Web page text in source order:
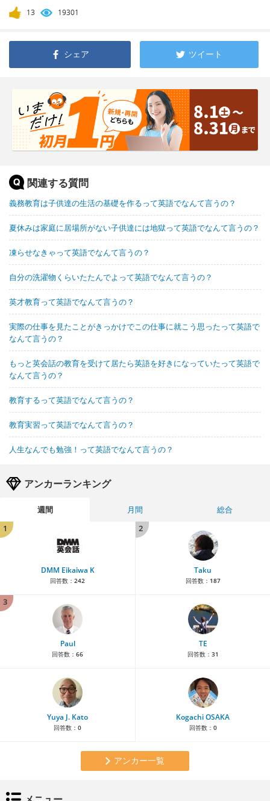
13 19301
シェア ツイート
関連する質問
義務教育は子供達の生活の基礎を作るって英語でなんて言うの？
夏休みは家庭に居場所がない子供達には地獄って英語でなんて言うの？
凍らせなきゃって英語でなんて言うの？
自分の洗濯物くらいたたんでよって英語でなんて言うの？
英才教育って英語でなんて言うの？
実際の仕事を見たことがきっかけでこの仕事に就こう思ったって英語で
なんて言うの？
もっと英会話の教育を受けて居たら英語を好きになっていたって英語で
なんて言うの？
教育するって英語でなんて言うの？
教育実習って英語でなんて言うの？
人生なんでも勉強！って英語でなんて言うの？
アンカーランキング
週間 月間
総合
1
DMM Eikaiwa K
回答数： 242
2
Taku
回答数： 187
3
Paul
回答数： 66
TE
回答数： 31
Yuya J. Kato
回答数： 0
Kogachi OSAKA
回答数： 0
アンカー一覧